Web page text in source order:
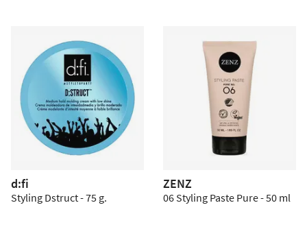
d:fi
Styling Dstruct - 75 g.
ZENZ
06 Styling Paste Pure - 50 ml